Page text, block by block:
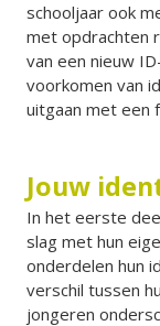
schooljaar ook
met opdrachten
van een nieuw
voorkomen van
uitgaan met een
Jouw
In het eerste
slag met hun
onderdelen hun
verschil tussen
jongeren